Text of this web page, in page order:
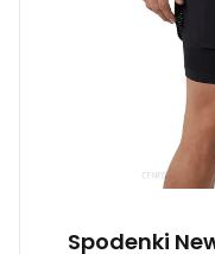
Spodenki